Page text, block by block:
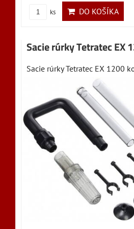
ks DO KOŠÍKA
Sacie rúrky Tetratec EX
Sacie rúrky Tetratec EX 1200